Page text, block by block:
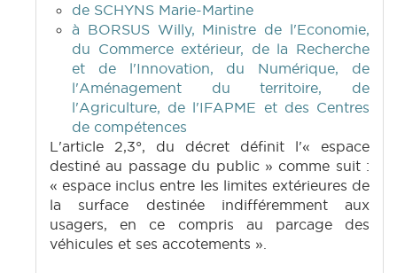
de SCHYNS Marie-Martine
à BORSUS Willy, Ministre de l'Economie,
du Commerce extérieur, de la Recherche
et de l'Innovation, du Numérique, de
l'Aménagement du territoire, de
l'Agriculture, de l'IFAPME et des Centres
de compétences
L'article 2,3°, du décret définit l'« espace
destiné au passage du public » comme suit :
« espace inclus entre les limites extérieures de
la surface destinée indifféremment aux
usagers, en ce compris au parcage des
véhicules et ses accotements ».